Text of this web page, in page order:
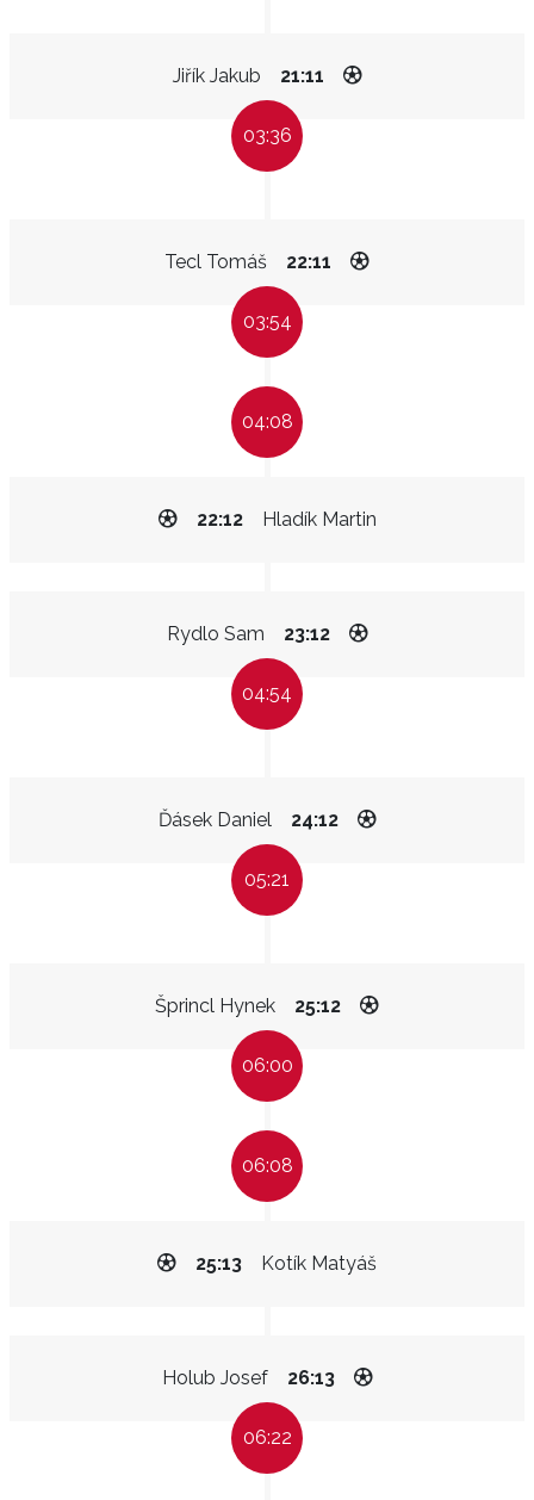
Jiřík Jakub 21:11
03:36
Tecl Tomáš 22:11
03:54
04:08
Hladík Martin
22:12
Rydlo Sam 23:12
04:54
Ďásek Daniel 24:12
05:21
Šprincl Hynek 25:12
06:00
06:08
Kotík Matyáš
25:13
Holub Josef 26:13
06:22